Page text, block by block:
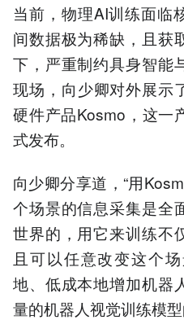
当前，物理AI训练面临
间数据极为稀缺，且获
下，严重制约具身智能
现场，向少卿对外展示
硬件产品Kosmo，这一
式发布。
向少卿分享道，“用
个场景的信息采集是全
世界的，用它来训练不
且可以任意改变这个
地、低成本地增加机器
量的机器人视觉训练模型